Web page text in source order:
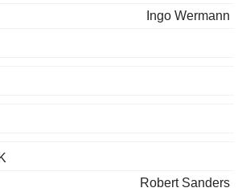
Ingo Wermann
Robert Sanders